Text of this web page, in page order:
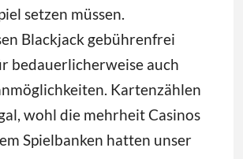
setzen müssen.
Blackjack gebührenfrei
bedauerlicherweise auch
Kartenzählen
wohl die mehrheit Casinos
Spielbanken hatten unser